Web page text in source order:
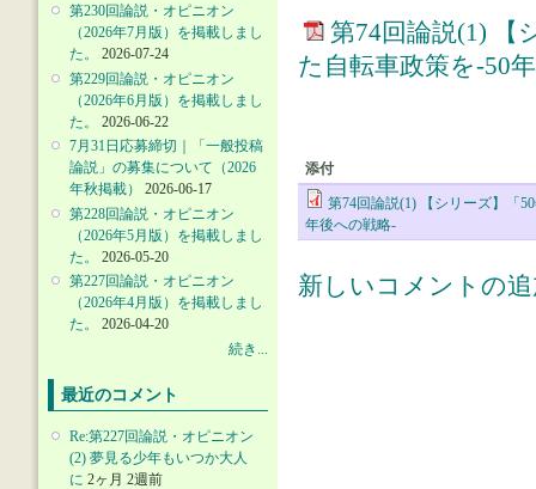
第230回論説・オピニオン
（2026年7月版）を掲載しまし
た。
2026-07-24
第229回論説・オピニオン
（2026年6月版）を掲載しまし
た。
2026-06-22
7月31日応募締切｜「一般投稿
論説」の募集について（2026
年秋掲載）
2026-06-17
第228回論説・オピニオン
（2026年5月版）を掲載しまし
た。
2026-05-20
第227回論説・オピニオン
（2026年4月版）を掲載しまし
た。
2026-04-20
続き...
最近のコメント
Re:第227回論説・オピニオン
(2) 夢見る少年もいつか大人
に 2ヶ月 2週前
第74回論説(1) 【
た自転車政策を-50
添付
第74回論説(1) 【シリーズ】「
年後への戦略-
新しいコメントの